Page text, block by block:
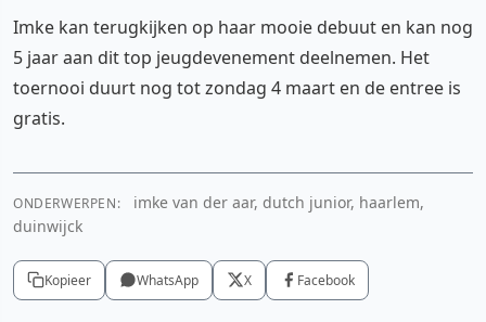
Imke kan terugkijken op haar mooie debuut en kan nog
5 jaar aan dit top jeugdevenement deelnemen. Het
toernooi duurt nog tot zondag 4 maart en de entree is
gratis.
ONDERWERPEN:
imke van der aar, dutch junior, haarlem,
duinwijck
Kopieer WhatsApp X Facebook